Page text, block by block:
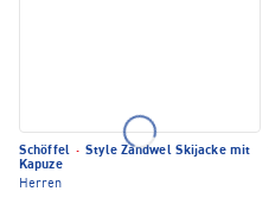
Schöffel · Style Zandwel Skijacke mit
Kapuze
Herren